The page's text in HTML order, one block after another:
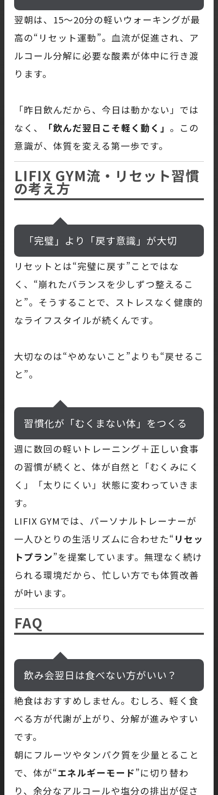
翌朝は、15〜20分の軽いウォーキングが最
高の“リセット運動”。血流が促進され、ア
ルコール分解に必要な酸素が体中に行き渡
ります。
「昨日飲んだから、今日は動かない」では
なく、
「飲んだ翌日こそ軽く動く」 。この
意識が、体質を変える第一歩です。
LIFIX GYM流・リセット習慣
の考え方
「完璧」より「戻す意識」が大切
リセットとは“完璧に戻す”ことではな
く、“崩れたバランスを少しずつ整えるこ
と”。そうすることで、ストレスなく健康的
なライフスタイルが続くんです。
大切なのは“やめないこと”よりも“戻せるこ
と”。
習慣化が「むくまない体」をつくる
週に数回の軽いトレーニング＋正しい食事
の習慣が続くと、体が自然と「むくみにく
く」「太りにくい」状態に変わっていきま
す。
LIFIX GYMでは、パーソナルトレーナーが
一人ひとりの生活リズムに合わせた“リセッ
トプラン”を提案しています。無理なく続け
られる環境だから、忙しい方でも体質改善
が叶います。
FAQ
飲み会翌日は食べない方がいい？
絶食はおすすめしません。むしろ、軽く食
べる方が代謝が上がり、分解が進みやすい
です。
朝にフルーツやタンパク質を少量とること
で、体が“エネルギーモード”に切り替わ
り、余分なアルコールや塩分の排出が促さ